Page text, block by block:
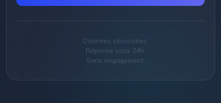
Données sécurisées
Réponse sous 24h
Sans engagement